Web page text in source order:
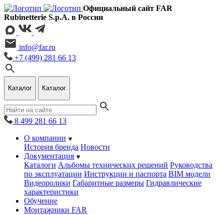
Официальный сайт FAR
Rubinetterie S.p.A. в России
info@far.ru
+7 (499) 281 66 13
Каталог Каталог
8 499 281 66 13
О компании
История бренда Новости
Документация
Каталоги Альбомы технических решений Руководства
по эксплуатации Инструкции и паспорта BIM модели
Видеоролики Габаритные размеры Гидравлические
характеристики
Обучение
Монтажники FAR